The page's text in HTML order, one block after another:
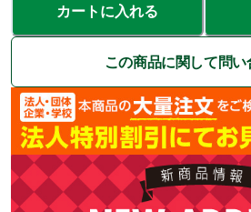
カートに入れる
この商品に関して問い